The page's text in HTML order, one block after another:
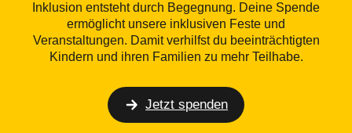
Inklusion entsteht durch Begegnung. Deine Spende
ermöglicht unsere inklusiven Feste und
Veranstaltungen. Damit verhilfst du beeinträchtigten
Kindern und ihren Familien zu mehr Teilhabe.
Jetzt spenden